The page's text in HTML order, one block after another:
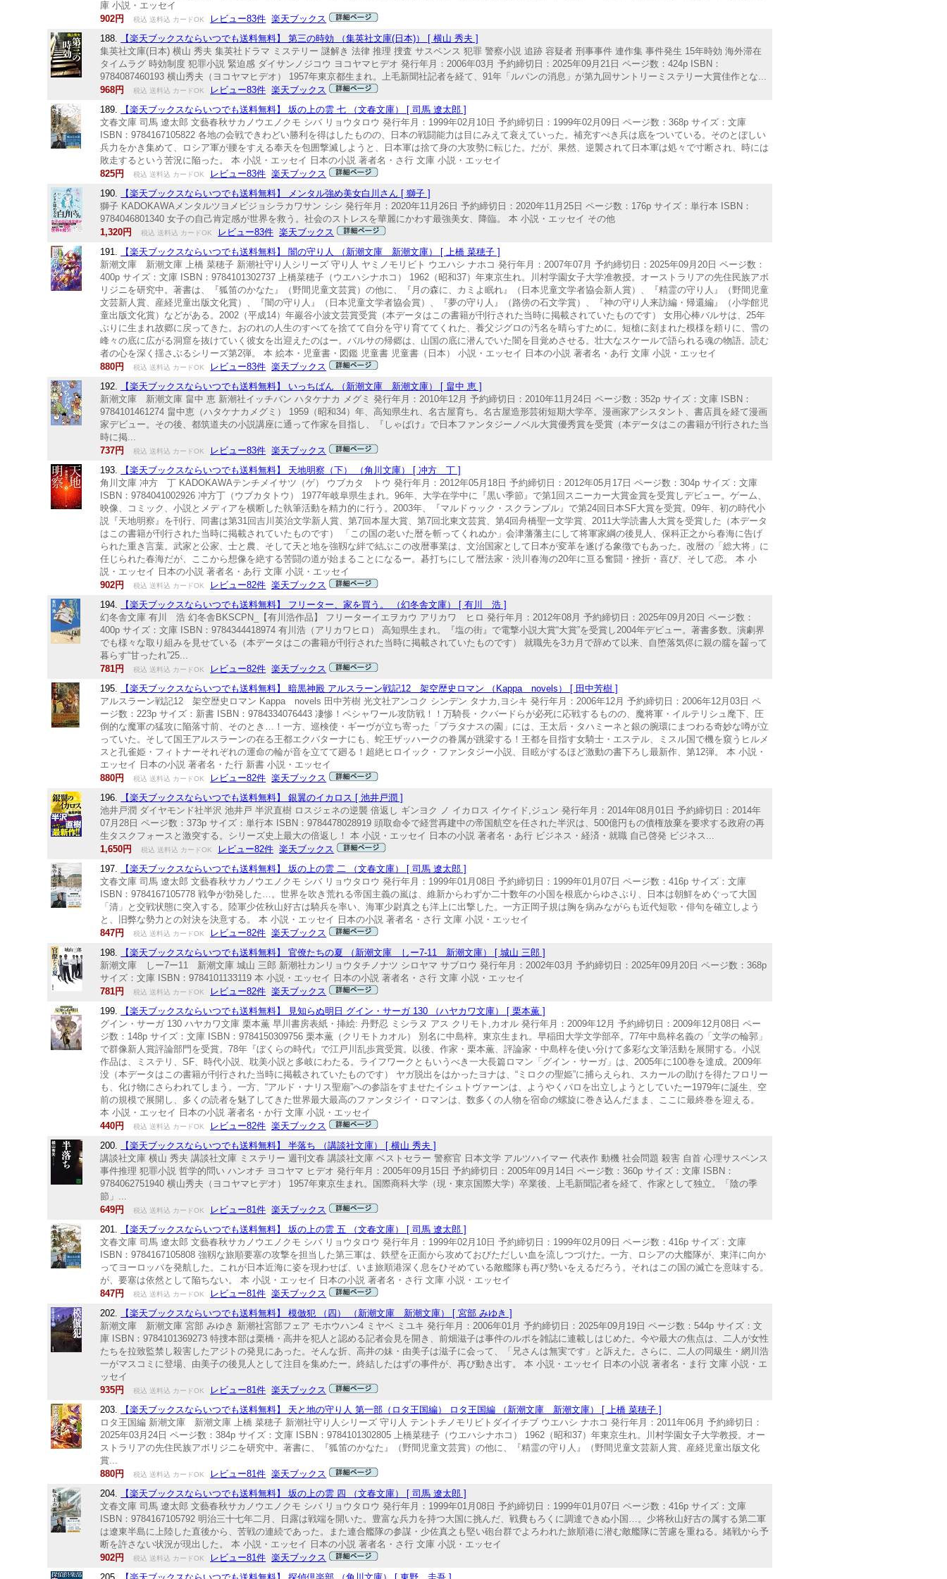
庫 小説・エッセイ
902円
税込 送料込 カードOK レビュー83件 楽天ブックス
188.
【楽天ブックスならいつでも送料無料】 第三の時効 （集英社文庫(日本)） [ 横山 秀夫 ]
集英社文庫(日本) 横山 秀夫 集英社ドラマ ミステリー 謎解き 法律 推理 捜査 サスペンス 犯罪 警察小説 追跡 容疑者 刑事事件 連作集 事件発生 15年時効 海外滞在
タイムラグ 時効制度 犯罪小説 緊迫感 ダイサンノジコウ ヨコヤマヒデオ 発行年月：2006年03月 予約締切日：2025年09月21日 ページ数：424p ISBN：
9784087460193 横山秀夫（ヨコヤマヒデオ） 1957年東京都生まれ。上毛新聞社記者を経て、91年「ルパンの消息」が第九回サントリーミステリー大賞佳作とな...
968円
税込 送料込 カードOK レビュー83件 楽天ブックス
189.
【楽天ブックスならいつでも送料無料】 坂の上の雲 七 （文春文庫） [ 司馬 遼太郎 ]
文春文庫 司馬 遼太郎 文藝春秋サカノウエノクモ シバ リョウタロウ 発行年月：1999年02月10日 予約締切日：1999年02月09日 ページ数：368p サイズ：文庫
ISBN：9784167105822 各地の会戦できわどい勝利を得はしたものの、日本の戦闘能力は目にみえて衰えていった。補充すべき兵は底をついている。そのとぼしい
兵力をかき集めて、ロシア軍が腰をすえる奉天を包囲撃滅しようと、日本軍は捨て身の大攻勢に転じた。だが、果然、逆襲されて日本軍は処々で寸断され、時には
敗走するという苦況に陥った。 本 小説・エッセイ 日本の小説 著者名・さ行 文庫 小説・エッセイ
825円
税込 送料込 カードOK レビュー83件 楽天ブックス
190.
【楽天ブックスならいつでも送料無料】 メンタル強め美女白川さん [ 獅子 ]
獅子 KADOKAWAメンタルツヨメビジョシラカワサン シシ 発行年月：2020年11月26日 予約締切日：2020年11月25日 ページ数：176p サイズ：単行本 ISBN：
9784046801340 女子の自己肯定感が世界を救う。社会のストレスを華麗にかわす最強美女、降臨。 本 小説・エッセイ その他
1,320円
税込 送料込 カードOK レビュー83件 楽天ブックス
191.
【楽天ブックスならいつでも送料無料】 闇の守り人 （新潮文庫 新潮文庫） [ 上橋 菜穂子 ]
新潮文庫 新潮文庫 上橋 菜穂子 新潮社守り人シリーズ 守り人 ヤミノモリビト ウエハシ ナホコ 発行年月：2007年07月 予約締切日：2025年09月20日 ページ数：
400p サイズ：文庫 ISBN：9784101302737 上橋菜穂子（ウエハシナホコ） 1962（昭和37）年東京生れ。川村学園女子大学准教授。オーストラリアの先住民族アボ
リジニを研究中。著書は、『狐笛のかなた』（野間児童文芸賞）の他に、『月の森に、カミよ眠れ』（日本児童文学者協会新人賞）、『精霊の守り人』（野間児童
文芸新人賞、産経児童出版文化賞）、『闇の守り人』（日本児童文学者協会賞）、『夢の守り人』（路傍の石文学賞）、『神の守り人来訪編・帰還編』（小学館児
童出版文化賞）などがある。2002（平成14）年巖谷小波文芸賞受賞（本データはこの書籍が刊行された当時に掲載されていたものです） 女用心棒バルサは、25年
ぶりに生まれ故郷に戻ってきた。おのれの人生のすべてを捨てて自分を守り育ててくれた、養父ジグロの汚名を晴らすために。短槍に刻まれた模様を頼りに、雪の
峰々の底に広がる洞窟を抜けていく彼女を出迎えたのはー。バルサの帰郷は、山国の底に潜んでいた闇を目覚めさせる。壮大なスケールで語られる魂の物語。読む
者の心を深く揺さぶるシリーズ第2弾。 本 絵本・児童書・図鑑 児童書 児童書（日本） 小説・エッセイ 日本の小説 著者名・あ行 文庫 小説・エッセイ
880円
税込 送料込 カードOK レビュー83件 楽天ブックス
192.
【楽天ブックスならいつでも送料無料】 いっちばん （新潮文庫 新潮文庫） [ 畠中 恵 ]
新潮文庫 新潮文庫 畠中 恵 新潮社イッチバン ハタケナカ メグミ 発行年月：2010年12月 予約締切日：2010年11月24日 ページ数：352p サイズ：文庫 ISBN：
9784101461274 畠中恵（ハタケナカメグミ） 1959（昭和34）年、高知県生れ、名古屋育ち。名古屋造形芸術短期大学卒。漫画家アシスタント、書店員を経て漫画
家デビュー。その後、都筑道夫の小説講座に通って作家を目指し、『しゃばけ』で日本ファンタジーノベル大賞優秀賞を受賞（本データはこの書籍が刊行された当
時に掲...
737円
税込 送料込 カードOK レビュー83件 楽天ブックス
193.
【楽天ブックスならいつでも送料無料】 天地明察（下） （角川文庫） [ 冲方 丁 ]
角川文庫 冲方 丁 KADOKAWAテンチメイサツ（ゲ） ウブカタ トウ 発行年月：2012年05月18日 予約締切日：2012年05月17日 ページ数：304p サイズ：文庫
ISBN：9784041002926 冲方丁（ウブカタトウ） 1977年岐阜県生まれ。96年、大学在学中に『黒い季節』で第1回スニーカー大賞金賞を受賞しデビュー。ゲーム、
映像、コミック、小説とメディアを横断した執筆活動を精力的に行う。2003年、『マルドゥック・スクランブル』で第24回日本SF大賞を受賞。09年、初の時代小
説『天地明察』を刊行、同書は第31回吉川英治文学新人賞、第7回本屋大賞、第7回北東文芸賞、第4回舟橋聖一文学賞、2011大学読書人大賞を受賞した（本データ
はこの書籍が刊行された当時に掲載されていたものです） 「この国の老いた暦を斬ってくれぬか」会津藩藩主にして将軍家綱の後見人、保科正之から春海に告げ
られた重き言葉。武家と公家、士と農、そして天と地を強靱な絆で結ぶこの改暦事業は、文治国家として日本が変革を遂げる象徴でもあった。改暦の「総大将」に
任じられた春海だが、ここから想像を絶する苦闘の道が始まることになるー。碁打ちにして暦法家・渋川春海の20年に亘る奮闘・挫折・喜び、そして恋。 本 小
説・エッセイ 日本の小説 著者名・あ行 文庫 小説・エッセイ
902円
税込 送料込 カードOK レビュー82件 楽天ブックス
194.
【楽天ブックスならいつでも送料無料】 フリーター、家を買う。 （幻冬舎文庫） [ 有川 浩 ]
幻冬舎文庫 有川 浩 幻冬舎BKSCPN_【有川浩作品】 フリーターイエヲカウ アリカワ ヒロ 発行年月：2012年08月 予約締切日：2025年09月20日 ページ数：
400p サイズ：文庫 ISBN：9784344418974 有川浩（アリカワヒロ） 高知県生まれ。『塩の街』で電撃小説大賞“大賞”を受賞し2004年デビュー。著書多数。演劇界
でも様々な取り組みを見せている（本データはこの書籍が刊行された当時に掲載されていたものです） 就職先を3カ月で辞めて以来、自堕落気侭に親の臑を齧って
暮らす“甘ったれ”25...
781円
税込 送料込 カードOK レビュー82件 楽天ブックス
195.
【楽天ブックスならいつでも送料無料】 暗黒神殿 アルスラーン戦記12 架空歴史ロマン （Kappa novels） [ 田中芳樹 ]
アルスラーン戦記12 架空歴史ロマン Kappa novels 田中芳樹 光文社アンコク シンデン タナカ,ヨシキ 発行年月：2006年12月 予約締切日：2006年12月03日 ペ
ージ数：223p サイズ：新書 ISBN：9784334076443 凄惨！ペシャワール攻防戦！！万騎長・クバードらが必死に応戦するものの、魔将軍・イルテリシュ麾下、圧
倒的な魔軍の猛攻に陥落寸前、そのとき…！一方、巡検使・ギーヴが立ち寄った「プラタナスの園」には、王太后・タハミーネと銀の腕環にまつわる奇妙な噂が立
っていた。そして国王アルスラーンの在る王都エクバターナにも、蛇王ザッハークの眷属が跳梁する！王都を目指す女騎士・エステル、ミスル国で機を窺うヒルメ
スと孔雀姫・フィトナーそれぞれの運命の輪が音を立てて廻る！超絶ヒロイック・ファンタジー小説、目眩がするほど激動の書下ろし最新作、第12弾。 本 小説・
エッセイ 日本の小説 著者名・た行 新書 小説・エッセイ
880円
税込 送料込 カードOK レビュー82件 楽天ブックス
196.
【楽天ブックスならいつでも送料無料】 銀翼のイカロス [ 池井戸潤 ]
池井戸潤 ダイヤモンド社半沢 池井戸 半沢直樹 ロスジェネの逆襲 倍返し ギンヨク ノ イカロス イケイド,ジュン 発行年月：2014年08月01日 予約締切日：2014年
07月28日 ページ数：373p サイズ：単行本 ISBN：9784478028919 頭取命令で経営再建中の帝国航空を任された半沢は、500億円もの債権放棄を要求する政府の再
生タスクフォースと激突する。シリーズ史上最大の倍返し！ 本 小説・エッセイ 日本の小説 著者名・あ行 ビジネス・経済・就職 自己啓発 ビジネス...
1,650円
税込 送料込 カードOK レビュー82件 楽天ブックス
197.
【楽天ブックスならいつでも送料無料】 坂の上の雲 二 （文春文庫） [ 司馬 遼太郎 ]
文春文庫 司馬 遼太郎 文藝春秋サカノウエノクモ シバ リョウタロウ 発行年月：1999年01月08日 予約締切日：1999年01月07日 ページ数：416p サイズ：文庫
ISBN：9784167105778 戦争が勃発した…。世界を吹き荒れる帝国主義の嵐は、維新からわずか二十数年の小国を根底からゆさぶり、日本は朝鮮をめぐって大国
「清」と交戦状態に突入する。陸軍少佐秋山好古は騎兵を率い、海軍少尉真之も洋上に出撃した。一方正岡子規は胸を病みながらも近代短歌・俳句を確立しよう
と、旧弊な勢力との対決を決意する。 本 小説・エッセイ 日本の小説 著者名・さ行 文庫 小説・エッセイ
847円
税込 送料込 カードOK レビュー82件 楽天ブックス
198.
【楽天ブックスならいつでも送料無料】 官僚たちの夏 （新潮文庫 しー7-11 新潮文庫） [ 城山 三郎 ]
新潮文庫 しー7ー11 新潮文庫 城山 三郎 新潮社カンリョウタチノナツ シロヤマ サブロウ 発行年月：2002年03月 予約締切日：2025年09月20日 ページ数：368p
サイズ：文庫 ISBN：9784101133119 本 小説・エッセイ 日本の小説 著者名・さ行 文庫 小説・エッセイ
781円
税込 送料込 カードOK レビュー82件 楽天ブックス
199.
【楽天ブックスならいつでも送料無料】 見知らぬ明日 グイン・サーガ 130 （ハヤカワ文庫） [ 栗本薫 ]
グイン・サーガ 130 ハヤカワ文庫 栗本薫 早川書房表紙・挿絵: 丹野忍 ミシラヌ アス クリモト,カオル 発行年月：2009年12月 予約締切日：2009年12月08日 ペー
ジ数：148p サイズ：文庫 ISBN：9784150309756 栗本薫（クリモトカオル） 別名に中島梓。東京生まれ。早稲田大学文学部卒。77年中島梓名義の「文学の輪郭」
で群像新人賞評論部門を受賞。78年『ぼくらの時代』で江戸川乱歩賞受賞。以後、作家・栗本薫、評論家・中島梓を使い分けて多彩な文筆活動を展開する。小説
作品は、ミステリ、SF、時代小説、耽美小説と多岐にわたる。ライフワークともいうべき一大長篇ロマン「グイン・サーガ」は、2005年に100巻を達成。2009年
没（本データはこの書籍が刊行された当時に掲載されていたものです） ヤガ脱出をはかったヨナは、“ミロクの聖姫”に捕らえられ、スカールの助けを得たフロリー
も、化け物にさらわれてしまう。一方、“アルド・ナリス聖廟”への参詣をすませたイシュトヴァーンは、ようやくパロを出立しようとしていたー1979年に誕生、空
前の規模で展開し、多くの読者を魅了してきた世界最大最高のファンタジイ・ロマンは、数多くの人物を宿命の螺旋に巻き込んだまま、ここに最終巻を迎える。
本 小説・エッセイ 日本の小説 著者名・か行 文庫 小説・エッセイ
440円
税込 送料込 カードOK レビュー82件 楽天ブックス
200.
【楽天ブックスならいつでも送料無料】 半落ち （講談社文庫） [ 横山 秀夫 ]
講談社文庫 横山 秀夫 講談社文庫 ミステリー 週刊文春 講談社文庫 ベストセラー 警察官 日本文学 アルツハイマー 代表作 動機 社会問題 殺害 自首 心理サスペンス
事件推理 犯罪小説 哲学的問い ハンオチ ヨコヤマ ヒデオ 発行年月：2005年09月15日 予約締切日：2005年09月14日 ページ数：360p サイズ：文庫 ISBN：
9784062751940 横山秀夫（ヨコヤマヒデオ） 1957年東京生まれ。国際商科大学（現・東京国際大学）卒業後、上毛新聞記者を経て、作家として独立。「陰の季
節」...
649円
税込 送料込 カードOK レビュー81件 楽天ブックス
201.
【楽天ブックスならいつでも送料無料】 坂の上の雲 五 （文春文庫） [ 司馬 遼太郎 ]
文春文庫 司馬 遼太郎 文藝春秋サカノウエノクモ シバ リョウタロウ 発行年月：1999年02月10日 予約締切日：1999年02月09日 ページ数：416p サイズ：文庫
ISBN：9784167105808 強靱な旅順要塞の攻撃を担当した第三軍は、鉄壁を正面から攻めておびただしい血を流しつづけた。一方、ロシアの大艦隊が、東洋に向か
ってヨーロッパを発航した。これが日本近海に姿を現わせば、いま旅順港深く息をひそめている敵艦隊も再び勢いをえるだろう。それはこの国の滅亡を意味する。
が、要塞は依然として陥ちない。 本 小説・エッセイ 日本の小説 著者名・さ行 文庫 小説・エッセイ
847円
税込 送料込 カードOK レビュー81件 楽天ブックス
202.
【楽天ブックスならいつでも送料無料】 模倣犯 （四） （新潮文庫 新潮文庫） [ 宮部 みゆき ]
新潮文庫 新潮文庫 宮部 みゆき 新潮社宮部フェア モホウハン4 ミヤベ ミユキ 発行年月：2006年01月 予約締切日：2025年09月19日 ページ数：544p サイズ：文
庫 ISBN：9784101369273 特捜本部は栗橋・高井を犯人と認める記者会見を開き、前畑滋子は事件のルポを雑誌に連載しはじめた。今や最大の焦点は、二人が女性
たちを拉致監禁し殺害したアジトの発見にあった。そんな折、高井の妹・由美子は滋子に会って、「兄さんは無実です」と訴えた。さらに、二人の同級生・網川浩
一がマスコミに登場、由美子の後見人として注目を集めたー。終結したはずの事件が、再び動き出す。 本 小説・エッセイ 日本の小説 著者名・ま行 文庫 小説・エ
ッセイ
935円
税込 送料込 カードOK レビュー81件 楽天ブックス
203.
【楽天ブックスならいつでも送料無料】 天と地の守り人 第一部（ロタ王国編） ロタ王国編 （新潮文庫 新潮文庫） [ 上橋 菜穂子 ]
ロタ王国編 新潮文庫 新潮文庫 上橋 菜穂子 新潮社守り人シリーズ 守り人 テントチノモリビトダイイチブ ウエハシ ナホコ 発行年月：2011年06月 予約締切日：
2025年03月24日 ページ数：384p サイズ：文庫 ISBN：9784101302805 上橋菜穂子（ウエハシナホコ） 1962（昭和37）年東京生れ。川村学園女子大学教授。オー
ストラリアの先住民族アボリジニを研究中。著書に、『狐笛のかなた』（野間児童文芸賞）の他に、『精霊の守り人』（野間児童文芸新人賞、産経児童出版文化
賞...
880円
税込 送料込 カードOK レビュー81件 楽天ブックス
204.
【楽天ブックスならいつでも送料無料】 坂の上の雲 四 （文春文庫） [ 司馬 遼太郎 ]
文春文庫 司馬 遼太郎 文藝春秋サカノウエノクモ シバ リョウタロウ 発行年月：1999年01月08日 予約締切日：1999年01月07日 ページ数：416p サイズ：文庫
ISBN：9784167105792 明治三十七年二月、日露は戦端を開いた。豊富な兵力を持つ大国に挑んだ、戦費もろくに調達できぬ小国…。少将秋山好古の属する第二軍
は遼東半島に上陸した直後から、苦戦の連続であった。また連合艦隊の参謀・少佐真之も堅い砲台群でよろわれた旅順港に潜む敵艦隊に苦慮を重ねる。緒戦から予
断を許さない状況が現出した。 本 小説・エッセイ 日本の小説 著者名・さ行 文庫 小説・エッセイ
902円
税込 送料込 カードOK レビュー81件 楽天ブックス